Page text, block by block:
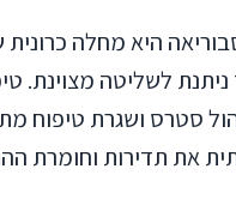
היא מחלה כרונית
לשליטה מצוינת.
סטרס ושגרת טיפוח
את תדירות וחומרת